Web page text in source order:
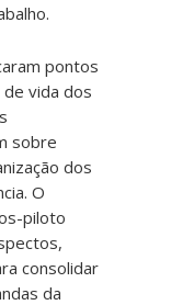
pontos
vida dos
sobre
dos
O
piloto
consolidar
da